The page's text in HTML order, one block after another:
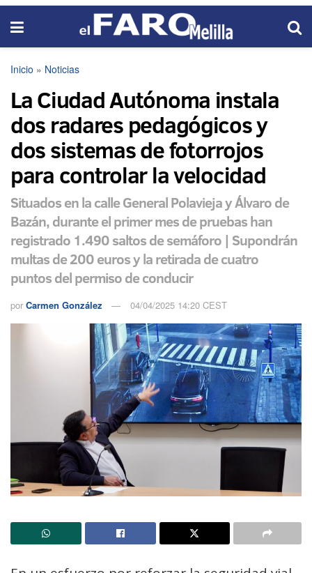
Inicio » Noticias
La Ciudad Autónoma instala
dos radares pedagógicos y
dos sistemas de fotorrojos
para controlar la velocidad
Situados en la calle General Polavieja y Álvaro de
Bazán, durante el primer mes de pruebas han
registrado 1.490 saltos de semáforo | Supondrán
multas de 200 euros y la retirada de cuatro
puntos del permiso de conducir
por Carmen González 04/04/2025 14:20 CEST